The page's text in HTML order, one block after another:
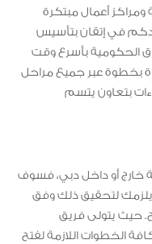
ومراكز أعمال مبتكرة
في إتقان بتأسيس
الحكومية بأسرع وقت
بخطوة عبر جميع مراحل
بتعاون يتسم
خارج أو داخل دبي، فسوف
يلزمك لتحقيق ذلك وفق
حيث يتولى فريق
الخطوات اللازمة لفتح